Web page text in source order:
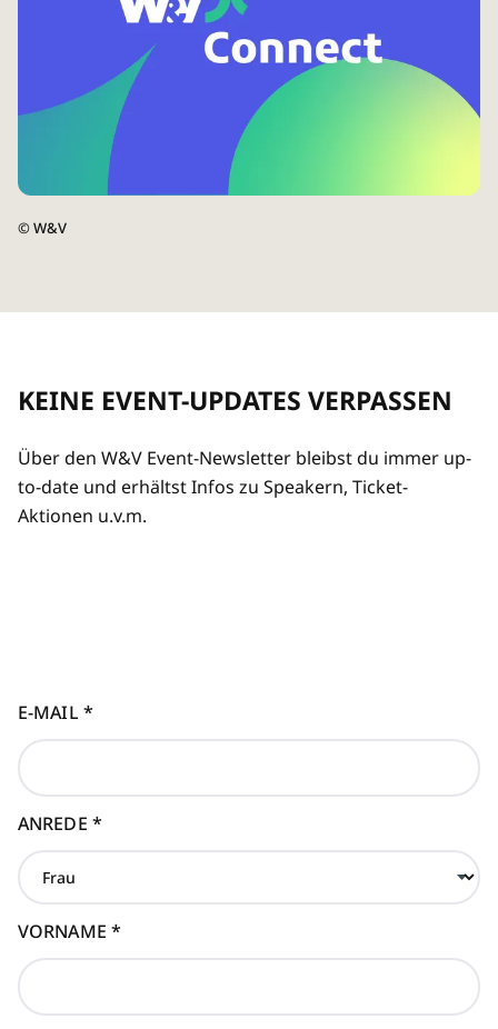
©W&V
KEINE EVENT-UPDATES VERPASSEN
Über den W&V Event-Newsletter bleibst du immer up-
to-date und erhältst Infos zu Speakern, Ticket-
Aktionen u.v.m.
E-MAIL*
ANREDE *
VORNAME *